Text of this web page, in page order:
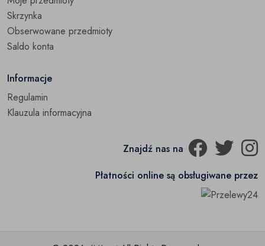
Skrzynka
Obserwowane przedmioty
Saldo konta
Informacje
Regulamin
Klauzula informacyjna
Znajdź nas na
Płatności online są obsługiwane przez